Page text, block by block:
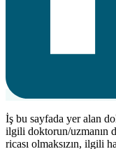
İş bu sayfada yer alan
ilgili doktorun/uzmanın
ricası olmaksızın, ilgili